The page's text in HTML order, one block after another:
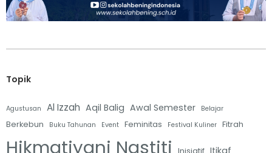
Topik
Agustusan Al Izzah Aqil Balig Awal Semester Belajar
Berkebun Buku Tahunan Event Feminitas Festival Kuliner Fitrah
Hikmatiyani Nastiti Inisiatif Itikaf